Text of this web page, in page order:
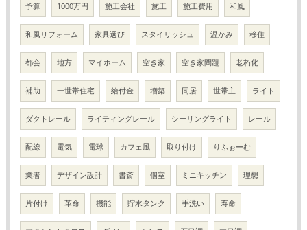
予算 1000万円 施工会社 施工 施工費用 和風
和風リフォーム 家具選び スタイリッシュ 温かみ 移住
都会 地方 マイホーム 空き家 空き家問題 老朽化
補助 一世帯住宅 給付金 増築 同居 世帯主 ライト
ダクトレール ライティングレール シーリングライト レール
配線 電気 電球 カフェ風 取り付け りふぉーむ
業者 デザイン設計 書斎 個室 ミニキッチン 理想
片付け 革命 機能 貯水タンク 手洗い 寿命